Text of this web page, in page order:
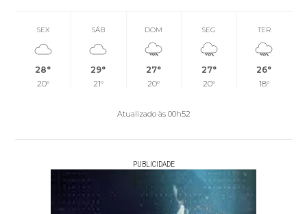
SEX
28°
20°
SÁB
29°
21°
DOM
27°
20°
SEG
27°
20°
TER
26°
18°
Atualizado às 00h52
PUBLICIDADE